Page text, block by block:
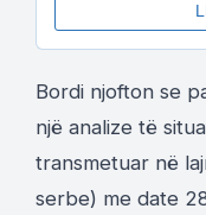
Bordi njofton se
një analize të
transmetuar në
serbe) me date